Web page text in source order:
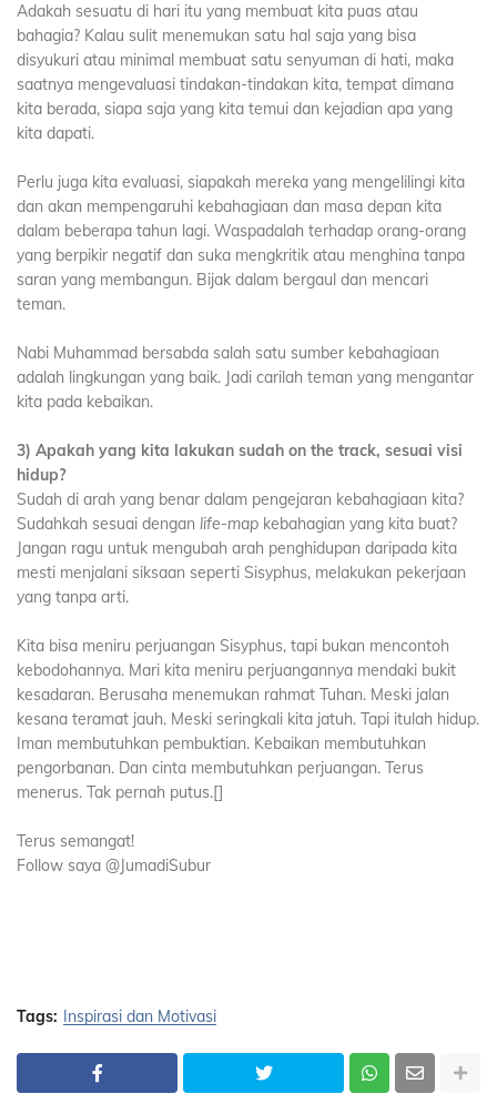
Adakah sesuatu di hari itu yang membuat kita puas atau
bahagia? Kalau sulit menemukan satu hal saja yang bisa
disyukuri atau minimal membuat satu senyuman di hati, maka
saatnya mengevaluasi tindakan-tindakan kita, tempat dimana
kita berada, siapa saja yang kita temui dan kejadian apa yang
kita dapati.
Perlu juga kita evaluasi, siapakah mereka yang mengelilingi kita
dan akan mempengaruhi kebahagiaan dan masa depan kita
dalam beberapa tahun lagi. Waspadalah terhadap orang-orang
yang berpikir negatif dan suka mengkritik atau menghina tanpa
saran yang membangun. Bijak dalam bergaul dan mencari
teman.
Nabi Muhammad bersabda salah satu sumber kebahagiaan
adalah lingkungan yang baik. Jadi carilah teman yang mengantar
kita pada kebaikan.
3) Apakah yang kita lakukan sudah on the track, sesuai visi
hidup?
Sudah di arah yang benar dalam pengejaran kebahagiaan kita?
Sudahkah sesuai dengan life-map kebahagian yang kita buat?
Jangan ragu untuk mengubah arah penghidupan daripada kita
mesti menjalani siksaan seperti Sisyphus, melakukan pekerjaan
yang tanpa arti.
Kita bisa meniru perjuangan Sisyphus, tapi bukan mencontoh
kebodohannya. Mari kita meniru perjuangannya mendaki bukit
kesadaran. Berusaha menemukan rahmat Tuhan. Meski jalan
kesana teramat jauh. Meski seringkali kita jatuh. Tapi itulah hidup.
Iman membutuhkan pembuktian. Kebaikan membutuhkan
pengorbanan. Dan cinta membutuhkan perjuangan. Terus
menerus. Tak pernah putus.[]
Terus semangat!
Follow saya @JumadiSubur
Tags: Inspirasi dan Motivasi